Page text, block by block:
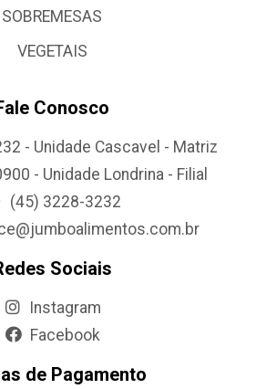
SOBREMESAS
VEGETAIS
Conosco
- Unidade Cascavel - Matriz
- Unidade Londrina - Filial
(45) 3228-3232
Sociais
Instagram
Facebook
de Pagamento